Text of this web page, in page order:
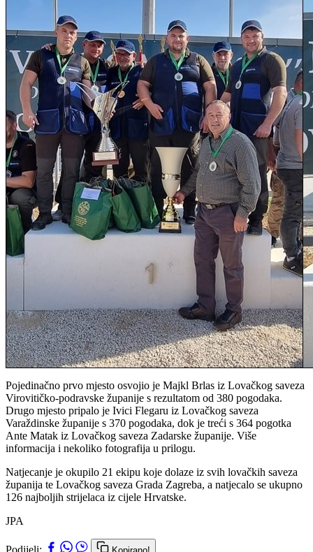
Pojedinačno prvo mjesto osvojio je Majkl Brlas iz Lovačkog saveza
Virovitičko-podravske županije s rezultatom od 380 pogodaka.
Drugo mjesto pripalo je Ivici Flegaru iz Lovačkog saveza
Varaždinske županije s 370 pogodaka, dok je treći s 364 pogotka
Ante Matak iz Lovačkog saveza Zadarske županije. Više
informacija i nekoliko fotografija u prilogu.
Natjecanje je okupilo 21 ekipu koje dolaze iz svih lovačkih saveza
županija te Lovačkog saveza Grada Zagreba, a natjecalo se ukupno
126 najboljih strijelaca iz cijele Hrvatske.
JPA
Podijeli: